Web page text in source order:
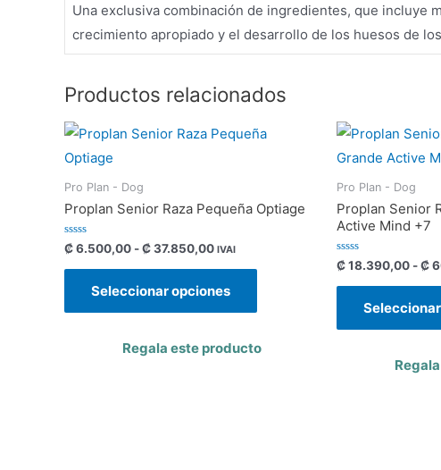
Una exclusiva combinación de ingredientes, que incluye
crecimiento apropiado y el desarrollo de los huesos de
Productos relacionados
Pro Plan - Dog
Proplan Senior Raza Pequeña Optiage
Valorado
con
0
₡6.500,00 -₡37.850,00 IVAI
Seleccionar opciones
Regala este producto
Pro Plan - Dog
Proplan Senior
Active Mind +7
Valorado
con
0
₡18.390,00 -₡